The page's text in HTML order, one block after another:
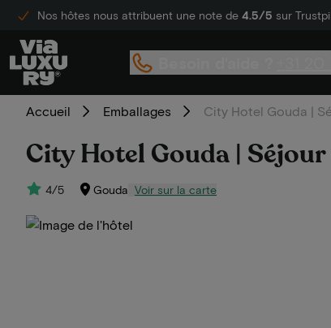
Nos hôtes nous attribuent une note de 4.5/5 sur
Accueil Emballages City Hotel Gouda |
City Hotel Gouda |
4/5 Gouda Voir sur la carte